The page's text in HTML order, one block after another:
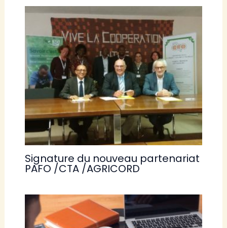
Signature du nouveau partenariat
PAFO /CTA /AGRICORD